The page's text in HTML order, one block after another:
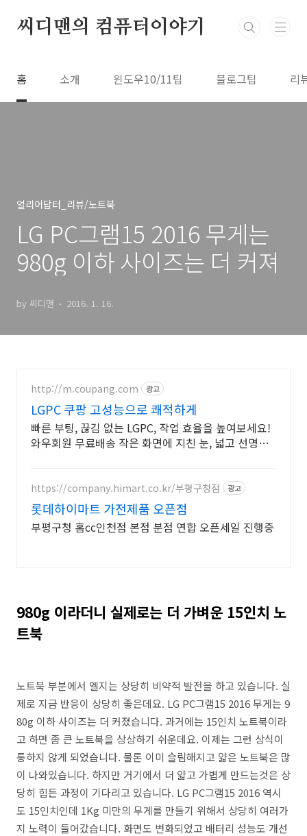
씨디맨의 컴퓨터이야기
홈 소개 윈도우10/11팁 블로그팁 리
얼리어답터_리뷰/노트북
LG PC그램15 2016 무게는
980g 이하 사이즈는 더 커져
by 씨디맨 2016. 1. 16.
http://m.coupang.com 광고
LGPC 쿠팡 고성능으로 쾌적하게
빠른 부팅, 끊김 없는 LGPC, 작업 효율을 높여보세요!
와우회원 무료배송 작은 화면에 지친 눈, 넓고 선명한
https://company.himart.co.kr/부평구청점 광고
롯데하이마트 가전제품 오픈점
부평구청 홈cc인천점 본점 분점 연합 오픈세일 진행중
980g 이라더니 실제로는 더 가벼운 15인치 노
트북
노트북 부분에서 엘지는 상당히 비약적 발전을 하고 있습니다. 실
제로 지금 반응이 상당히 좋은데요. LG PC그램15 2016 무게는 9
80g 이하 사이즈는 더 커졌습니다. 과거에는 15인치 노트북이라
고 하면 좀 큰 노트북을 상상하기 쉬운데요. 이제는 그런 상식이
통하지 않게 되었습니다. 물론 이미 슬림해지고 얇은 노트북은 많
이 나와있습니다. 하지만 거기에서 더 얇고 가볍게 만드는것은 상
당히 힘든 과정이 기다리고 있습니다. LG PC그램15 2016 역시
도 15인치인데 1Kg 미만의 무게를 만들기 위해서 상당히 여러가
지 노력이 들어갔습니다. 화면도 변화되었고 배터리 성능도 개선